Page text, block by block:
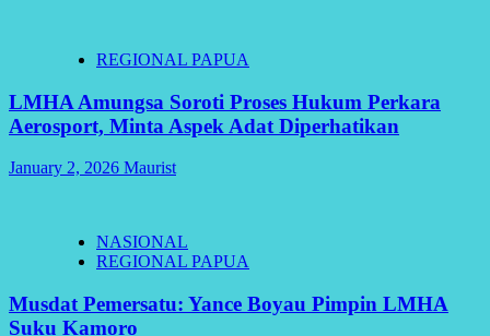
REGIONAL PAPUA
LMHA Amungsa Soroti Proses Hukum Perkara
Aerosport, Minta Aspek Adat Diperhatikan
January 2, 2026 Maurist
NASIONAL
REGIONAL PAPUA
Musdat Pemersatu: Yance Boyau Pimpin LMHA
Suku Kamoro